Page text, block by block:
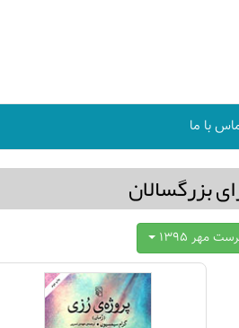
با ما
بزرگسالان
مهر 1395